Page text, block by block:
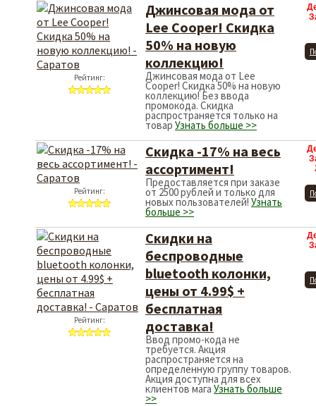
Рейтинг:
Джинсовая мода от
Lee Cooper! Скидка
50% на новую
коллекцию!
Джинсовая мода от Lee
Cooper! Скидка 50% на новую
коллекцию! Без ввода
промокода. Скидка
распространяется только на
товар Узнать больше >>
Рейтинг:
Скидка -17% на весь
ассортимент!
Предоставляется при заказе
от 2500 рублей и только для
новых пользователей! Узнать
больше >>
Рейтинг:
Скидки на
беспроводные
bluetooth колонки,
цены от 4.99$ +
бесплатная
доставка!
Ввод промо-кода не
требуется. Акция
распространяется на
определенную группу товаров.
Акция доступна для всех
клиентов мага Узнать больше
>>